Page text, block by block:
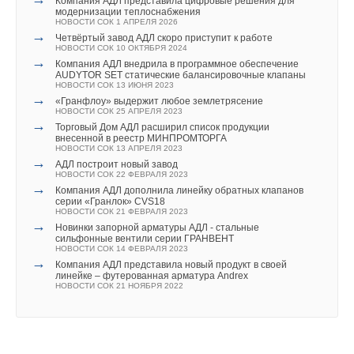
модернизации теплоснабжения
НОВОСТИ СОК 1 АПРЕЛЯ 2026
→ Четвёртый завод АДЛ скоро приступит к работе
НОВОСТИ СОК 10 ОКТЯБРЯ 2024
→
Компания АДЛ внедрила в программное обеспечение
AUDYTOR SET статические балансировочные клапаны
НОВОСТИ СОК 13 ИЮНЯ 2023
→ «Гранфлоу» выдержит любое землетрясение
НОВОСТИ СОК 25 АПРЕЛЯ 2023
→
Торговый Дом АДЛ расширил список продукции
внесенной в реестр МИНПРОМТОРГА
НОВОСТИ СОК 13 АПРЕЛЯ 2023
→ АДЛ построит новый завод
НОВОСТИ СОК 22 ФЕВРАЛЯ 2023
→
Компания АДЛ дополнила линейку обратных клапанов
серии «Гранлок» CVS18
НОВОСТИ СОК 21 ФЕВРАЛЯ 2023
→
Новинки запорной арматуры АДЛ - стальные
сильфонные вентили серии ГРАНВЕНТ
НОВОСТИ СОК 14 ФЕВРАЛЯ 2023
→
Компания АДЛ представила новый продукт в своей
линейке – футерованная арматура Andrex
НОВОСТИ СОК 21 НОЯБРЯ 2022
НОВОСТИ СОК 19 ФЕВРАЛЯ 2015
Комментарии
В этой теме еще нет комментариев
Добавить комментарий
Ваше имя *
Личный кабинет. Новый файл лицензии получать при этом
не требуется.
Приобрести новый продукт можно через дилерскую сеть
компании «Нанософт».
Читайте по теме:
→
В Совете Федерации обсудили цифровую
трансформацию строительной отрасли
НОВОСТИ СОК 22 ИЮНЯ 2026
→ Первый в России онлайн-курс по ТИМ в реставрации
НОВОСТИ СОК 15 ИЮНЯ 2026
Автоматизация отчетов ГИПа – главный ИИ-запрос от
строительной отрасли
НОВОСТИ СОК 31 ОКТЯБРЯ 2025
Форум «СИЛА ПЛАТФОРМЫ»